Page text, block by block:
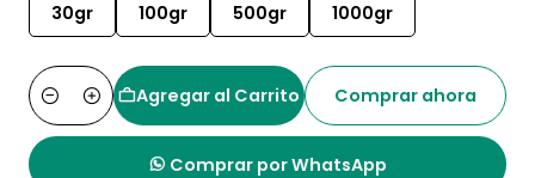
30gr 100gr 500gr 1000gr
Cantidad
Agregar al Carrito Comprar ahora
Comprar por WhatsApp